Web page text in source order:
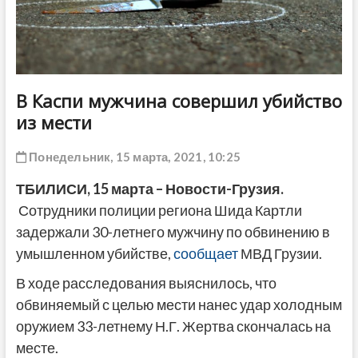
В Каспи мужчина совершил убийство
из мести
Понедельник, 15 марта, 2021, 10:25
ТБИЛИСИ,15марта– Новости-Грузия.
Сотрудники полиции региона Шида Картли
задержали 30-летнего мужчину по обвинению в
умышленном убийстве,сообщаетМВД Грузии.
В ходе расследования выяснилось, что
обвиняемый с целью мести нанес удар холодным
оружием 33-летнему Н.Г. Жертва скончалась на
месте.